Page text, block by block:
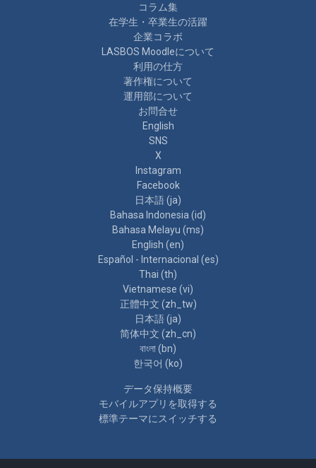
コラム集
在学生・卒業生の活躍
企業コラボ
LASBOS Moodleについて
利用の仕方
著作権について
運用部について
お問合せ
English
SNS
X
Instagram
Facebook
日本語 ‎(ja)‎
Bahasa Indonesia ‎(id)‎
Bahasa Melayu ‎(ms)‎
English ‎(en)‎
Español - Internacional ‎(es)‎
Thai ‎(th)‎
Vietnamese ‎(vi)‎
正體中文 ‎(zh_tw)‎
日本語 ‎(ja)‎
简体中文 ‎(zh_cn)‎
বাংলা ‎(bn)‎
한국어 ‎(ko)‎
データ保持概要
モバイルアプリを取得する
標準テーマにスイッチする